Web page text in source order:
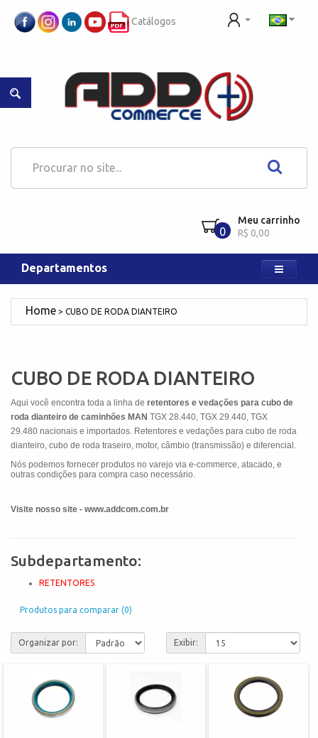
Catálogos
0
Meu carrinho
R$ 0,00
Departamentos
CUBO DE RODA DIANTEIRO
CUBO DE RODA DIANTEIRO
Aqui você encontra toda a linha de retentores e vedações para cubo de
roda dianteiro de caminhões MAN TGX 28.440, TGX 29.440, TGX
29.480 nacionais e importados. Retentores e vedações para cubo de roda
dianteiro, cubo de roda traseiro, motor, câmbio (transmissão) e diferencial.
Nós podemos fornecer produtos no varejo via e-commerce, atacado, e
outras condições para compra caso necessário.
Visite nosso site - www.addcom.com.br
Subdepartamento:
RETENTORES
Produtos para comparar (0)
Organizar por: Exibir: